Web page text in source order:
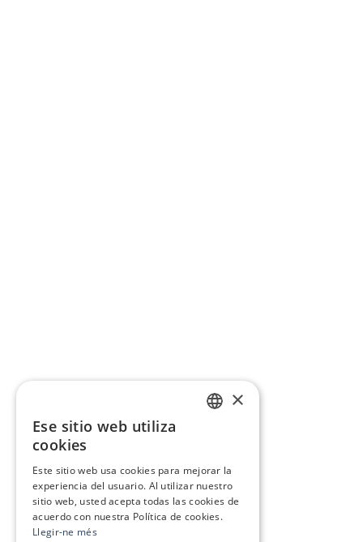
×
Ese sitio web utiliza
cookies
Este sitio web usa cookies para mejorar la
experiencia del usuario. Al utilizar nuestro
sitio web, usted acepta todas las cookies de
acuerdo con nuestra Política de cookies.
Llegir-ne més